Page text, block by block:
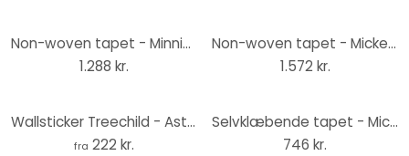
Non-woven tapet - Minnie Tropical - 200 x 280 cm
1.288 kr.
Non-woven tapet - Mickey og venner - 350 x 280 cm
1.572 kr.
Wallsticker Treechild - Astronaut Mickey
fra 222 kr.
Selvklæbende tapet - Mickey Oh Boy - 125 x 125 cm
746 kr.